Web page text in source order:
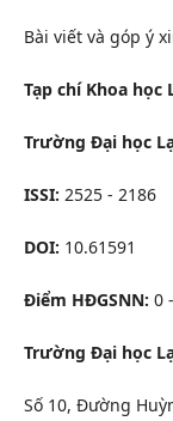
Bài viết và góp ý
Tạp chí Khoa học
Trường Đại học
ISSI: 2525 - 2186
DOI: 10.61591
Điểm HĐGSNN: 0
Trường Đại học
Số 10, Đường